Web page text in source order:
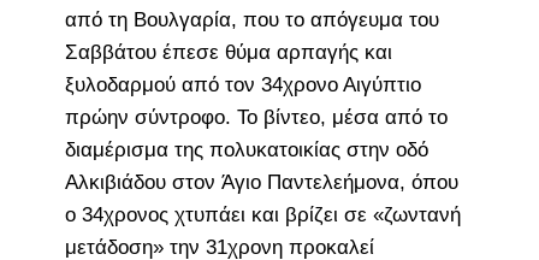
από τη Βουλγαρία, που το απόγευμα του
Σαββάτου έπεσε θύμα αρπαγής και
ξυλοδαρμού από τον 34χρονο Αιγύπτιο
πρώην σύντροφο. Το βίντεο, μέσα από το
διαμέρισμα της πολυκατοικίας στην οδό
Αλκιβιάδου στον Άγιο Παντελεήμονα, όπου
ο 34χρονος χτυπάει και βρίζει σε «ζωντανή
μετάδοση» την 31χρονη προκαλεί